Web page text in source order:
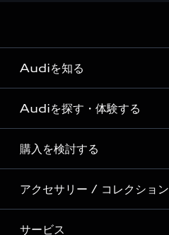
Audiを知る
Audi ブランド
Story of Progress
Audi Sport
Formula 1®
デジタルサービス
Audiを探す・体験する
ディーラー検索
新車在庫検索
試乗車・展示車検索
購入を検討する
モデル一覧
特別仕様モデル / 限定モデル
アクセサリー / コレクション
サービス